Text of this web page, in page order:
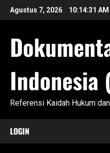
Skip
to
Agustus 7, 2026 10:14:31 AM
Indonesia
Referensi Kaidah Hukum
LOGIN